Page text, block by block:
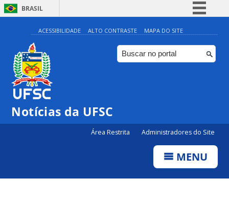
BRASIL
Simplifique!
Comunica BR
Participe
ACESSIBILIDADE ALTO CONTRASTE MAPA DO SITE
Notícias da UFSC
Área Restrita Administradores do Site
MENU